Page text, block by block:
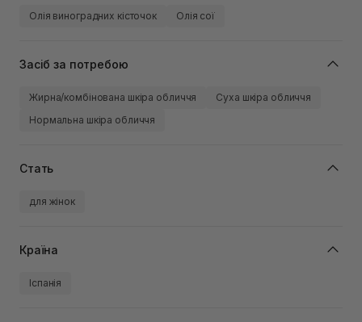
Олія виноградних кісточок Олія сої
Засіб за потребою
Жирна/комбінована шкіра обличчя
Суха шкіра обличчя
Нормальна шкіра обличчя
Стать
для жінок
Країна
Іспанія